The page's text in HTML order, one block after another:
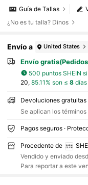
Guía de Tallas
¿No es tu talla? Dinos
Envío a United States
Envío
500 puntos SHEIN
20, 85.11% son ≤ 8días
Devoluciones
Se aplican los
Pagos seguros ·
Procedente de
Vendido y enviado
Para reportar a este